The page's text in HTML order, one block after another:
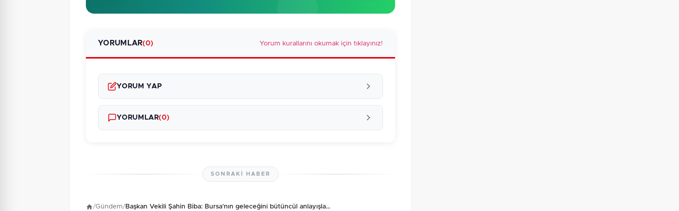
YORUMLAR(0) Yorum kurallarını okumak için tıklayınız!
YORUM YAP
YORUMLAR(0)
SONRAKI HABER
/Gündem/Başkan Vekili Şahin Biba: Bursa'nın geleceğini bütüncül anlayışla…